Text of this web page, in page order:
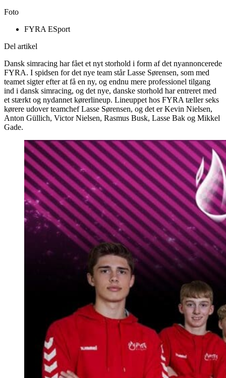
Foto
FYRA ESport
Del artikel
Dansk simracing har fået et nyt storhold i form af det nyannoncerede
FYRA. I spidsen for det nye team står Lasse Sørensen, som med
teamet sigter efter at få en ny, og endnu mere professionel tilgang
ind i dansk simracing, og det nye, danske storhold har entreret med
et stærkt og nydannet kørerlineup. Lineuppet hos FYRA tæller seks
kørere udover teamchef Lasse Sørensen, og det er Kevin Nielsen,
Anton Güllich, Victor Nielsen, Rasmus Busk, Lasse Bak og Mikkel
Gade.